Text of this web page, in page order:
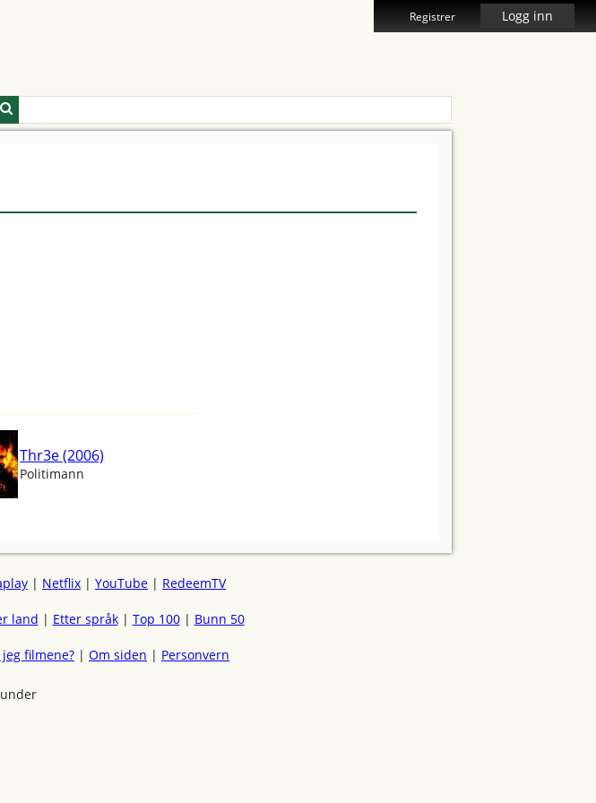
Registrer Logg inn
Thr3e (2006)
Politimann
| Netflix | YouTube | RedeemTV
land | Etter språk| Top 100| Bunn 50
filmene? | Om siden | Personvern